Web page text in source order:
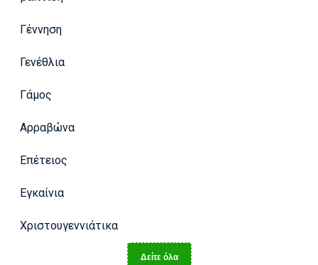
Γέννηση
Γενέθλια
Γάμος
Αρραβώνα
Επέτειος
Εγκαίνια
Χριστουγεννιάτικα
Δείτε όλα